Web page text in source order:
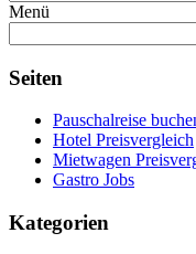
Menü
Seiten
Pauschalreise
Hotel Preisvergleich
Mietwagen
Gastro Jobs
Kategorien